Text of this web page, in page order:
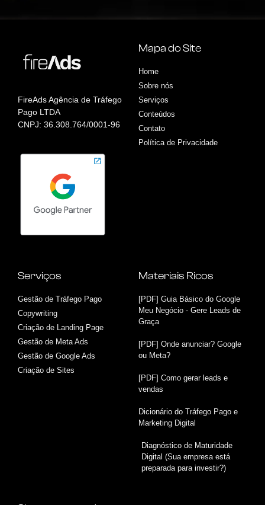
FireAds Agência de Tráfego
Pago LTDA
CNPJ: 36.308.764/0001-96
Mapa do Site
Home
Sobre nós
Serviços
Conteúdos
Contato
Política de Privacidade
Serviços
Gestão de Tráfego Pago
Copywriting
Criação de Landing Page
Gestão de Meta Ads
Gestão de Google Ads
Criação de Sites
Materiais Ricos
[PDF] Guia Básico do Google
Meu Negócio - Gere Leads de
Graça
[PDF] Onde anunciar? Google
ou Meta?
[PDF] Como gerar leads e
vendas
Dicionário do Tráfego Pago e
Marketing Digital
Diagnóstico de Maturidade
Digital (Sua empresa está
preparada para investir?)